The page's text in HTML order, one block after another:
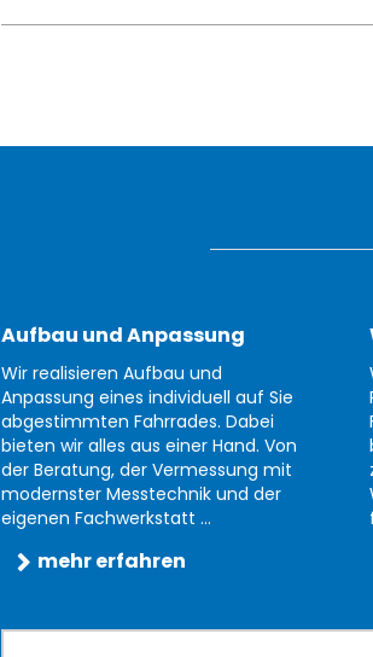
Aufbau und Anpassung
Wir realisieren Aufbau und
Anpassung eines individuell auf Sie
abgestimmten Fahrrades. Dabei
bieten wir alles aus einer Hand. Von
der Beratung, der Vermessung mit
modernster Messtechnik und der
eigenen Fachwerkstatt ...
mehr erfahren